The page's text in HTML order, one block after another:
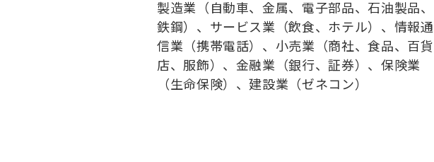
製造業（自動車、金属、電子部品、石油製品、
鉄鋼）、サービス業（飲食、ホテル）、情報通
信業（携帯電話）、小売業（商社、食品、百貨
店、服飾）、金融業（銀行、証券）、保険業
（生命保険）、建設業（ゼネコン）